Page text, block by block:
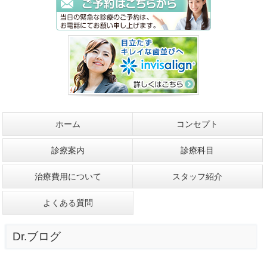
ホーム コンセプト
診療案内 診療科目
治療費用について スタッフ紹介
よくある質問
Dr.ブログ